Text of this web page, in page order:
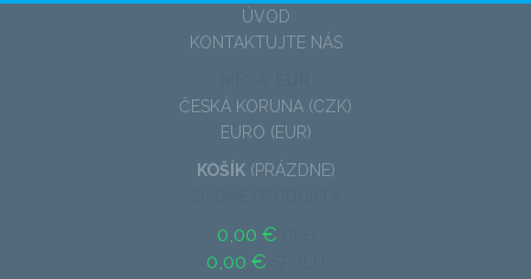
ÚVOD
KONTAKTUJTE NÁS
ČESKÁ KORUNA (CZK)
EURO (EUR)
KOŠÍK (PRÁZDNE)
0,00 €
0,00 €